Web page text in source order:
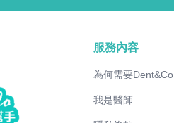
服務內容
為何需要Dent&Co
我是醫師